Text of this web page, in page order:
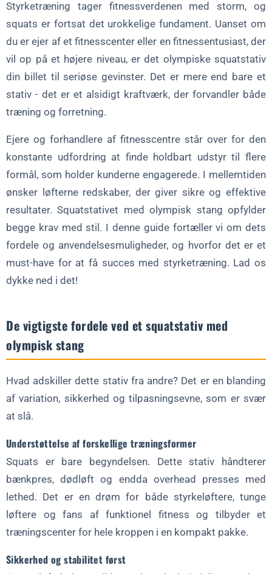
Progressionsstrategier
Tips til restitution og mobilitet
Tips til brug og vedligeholdelse
Hvorfor vælge et Premium Olympic Bar Squat Rack?
Design og materialer
Tilføjet support
Betroet af industrien
Ofte stillede spørgsmål om squat-stativer med olympisk stang
Hvad er vægtkapaciteten i et typisk squat-stativ?
Kan jeg bruge den til andre øvelser end squats?
Hvor meget plads har den brug for?
olympisk stang?
Styrketræning tager fitnessverdenen med storm, og
squats er fortsat det urokkelige fundament. Uanset om
du er ejer af et fitnesscenter eller en fitnessentusiast, der
vil op på et højere niveau, er det olympiske squatstativ
din billet til seriøse gevinster. Det er mere end bare et
stativ - det er et alsidigt kraftværk, der forvandler både
træning og forretning.
Ejere og forhandlere af fitnesscentre står over for den
konstante udfordring at finde holdbart udstyr til flere
formål, som holder kunderne engagerede. I mellemtiden
ønsker løfterne redskaber, der giver sikre og effektive
resultater. Squatstativet med olympisk stang opfylder
begge krav med stil. I denne guide fortæller vi om dets
fordele og anvendelsesmuligheder, og hvorfor det er et
must-have for at få succes med styrketræning. Lad os
dykke ned i det!
De vigtigste fordele ved et squatstativ med
olympisk stang
Hvad adskiller dette stativ fra andre? Det er en blanding
af variation, sikkerhed og tilpasningsevne, som er svær
at slå.
Understøttelse af forskellige træningsformer
Squats er bare begyndelsen. Dette stativ håndterer
bænkpres, dødløft og endda overhead presses med
lethed. Det er en drøm for både styrkeløftere, tunge
løftere og fans af funktionel fitness og tilbyder et
træningscenter for hele kroppen i en kompakt pakke.
Sikkerhed og stabilitet først